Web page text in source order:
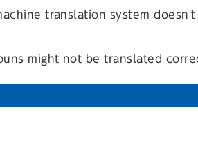
において、 樹林地、草地、水沼地など
止や、公害または災害の防止となるもの
れかに該当する緑地が、指定の対象とな
translation system doesn't
might not be translated